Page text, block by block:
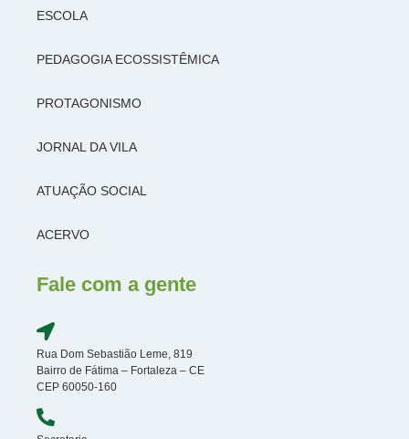
ESCOLA
PEDAGOGIA ECOSSISTÊMICA
PROTAGONISMO
JORNAL DA VILA
ATUAÇÃO SOCIAL
ACERVO
Fale com a gente
Rua Dom Sebastião Leme, 819
Bairro de Fátima – Fortaleza – CE
CEP 60050-160